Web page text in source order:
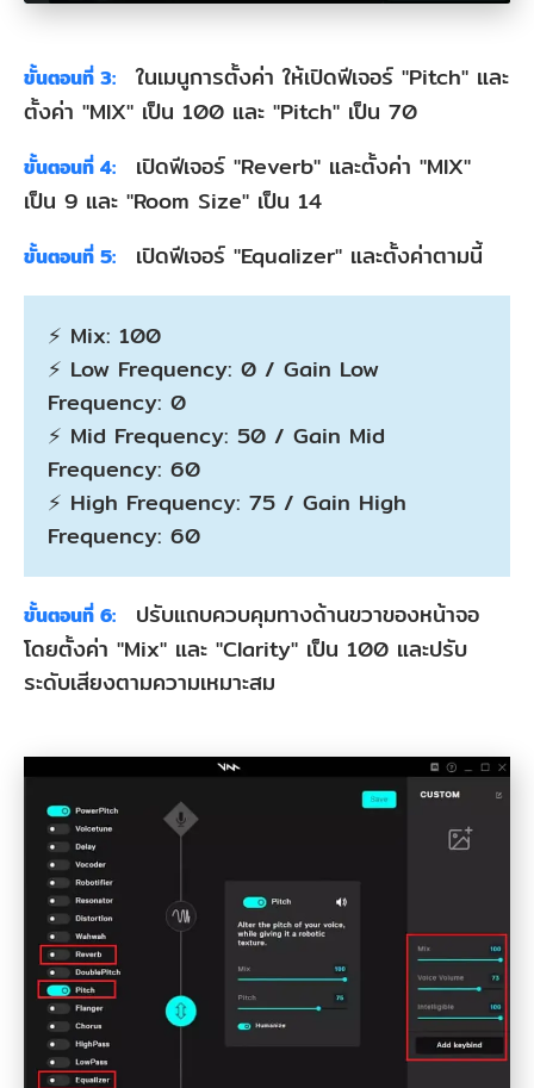
ขั้นตอนที่ 3:
ในเมนูการตั้งค่า ให้เปิดฟีเจอร์ "Pitch" และ
ตั้งค่า "MIX" เป็น 100 และ "Pitch" เป็น 70
ขั้นตอนที่ 4:
เปิดฟีเจอร์ "Reverb" และตั้งค่า "MIX"
เป็น 9 และ "Room Size" เป็น 14
ขั้นตอนที่ 5: เปิดฟีเจอร์ "Equalizer" และตั้งค่าตามนี้
⚡ Mix: 100
⚡ Low Frequency: 0 / Gain Low
Frequency: 0
⚡ Mid Frequency: 50 / Gain Mid
Frequency: 60
⚡ High Frequency: 75 / Gain High
Frequency: 60
ขั้นตอนที่ 6:
ปรับแถบควบคุมทางด้านขวาของหน้าจอ
โดยตั้งค่า "Mix" และ "Clarity" เป็น 100 และปรับ
ระดับเสียงตามความเหมาะสม